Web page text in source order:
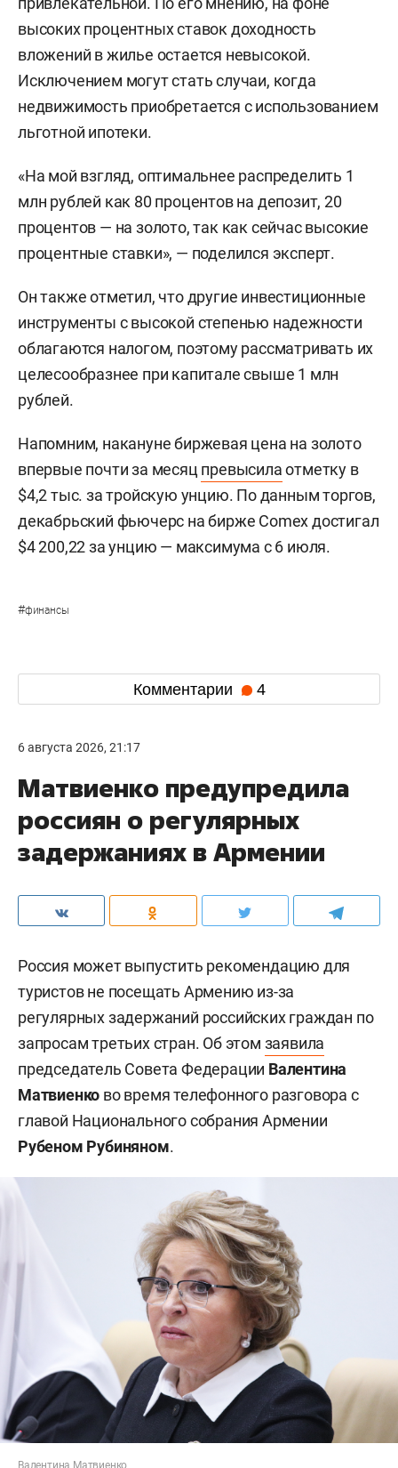
высоких процентных ставок доходность
вложений в жилье остается невысокой.
Исключением могут стать случаи, когда
недвижимость приобретается с использованием
льготной ипотеки.
«На мой взгляд, оптимальнее распределить 1
млн рублей как 80 процентов на депозит, 20
процентов — на золото, так как сейчас высокие
процентные ставки», — поделился эксперт.
Он также отметил, что другие инвестиционные
инструменты с высокой степенью надежности
облагаются налогом, поэтому рассматривать их
целесообразнее при капитале свыше 1 млн
рублей.
Напомним, накануне биржевая цена на золото
впервые почти за месяцпревысилаотметку в
$4,2 тыс. за тройскую унцию. По данным торгов,
декабрьский фьючерс на бирже Comex достигал
$4 200,22 за унцию — максимума с 6 июля.
#финансы
Комментарии 4
6 августа 2026, 21:17
Матвиенко предупредила
россиян о регулярных
задержаниях в Армении
Россия может выпустить рекомендацию для
туристов не посещать Армению из-за
регулярных задержаний российских граждан по
запросам третьих стран. Об этом заявила
председатель Совета Федерации Валентина
Матвиенко во время телефонного разговора с
главой Национального собрания Армении
Рубеном Рубиняном.
Валентина Матвиенко